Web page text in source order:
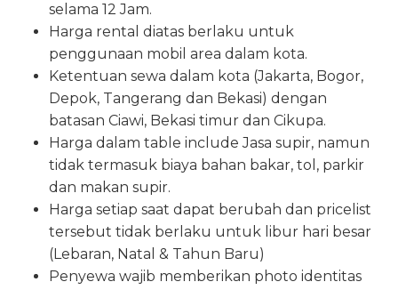
selama 12 Jam.
Harga rental diatas berlaku untuk
penggunaan mobil area dalam kota.
Ketentuan sewa dalam kota (Jakarta, Bogor,
Depok, Tangerang dan Bekasi) dengan
batasan Ciawi, Bekasi timur dan Cikupa.
Harga dalam table include Jasa supir, namun
tidak termasuk biaya bahan bakar, tol, parkir
dan makan supir.
Harga setiap saat dapat berubah dan pricelist
tersebut tidak berlaku untuk libur hari besar
(Lebaran, Natal & Tahun Baru)
Penyewa wajib memberikan photo identitas